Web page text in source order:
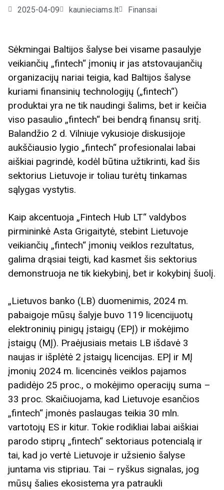
2025-04-09 kaunieciams.lt Finansai
Sėkmingai Baltijos šalyse bei visame pasaulyje
veikiančių „fintech“ įmonių ir jas atstovaujančių
organizacijų nariai teigia, kad Baltijos šalyse
kuriami finansinių technologijų („fintech“)
produktai yra ne tik naudingi šalims, bet ir keičia
viso pasaulio „fintech“ bei bendrą finansų sritį.
Balandžio 2 d. Vilniuje vykusioje diskusijoje
aukščiausio lygio „fintech“ profesionalai labai
aiškiai pagrindė, kodėl būtina užtikrinti, kad šis
sektorius Lietuvoje ir toliau turėtų tinkamas
sąlygas vystytis.
Kaip akcentuoja „Fintech Hub LT“ valdybos
pirmininkė Asta Grigaitytė, stebint Lietuvoje
veikiančių „fintech“ įmonių veiklos rezultatus,
galima drąsiai teigti, kad kasmet šis sektorius
demonstruoja ne tik kiekybinį, bet ir kokybinį šuolį.
„Lietuvos banko (LB) duomenimis, 2024 m.
pabaigoje mūsų šalyje buvo 119 licencijuotų
elektroninių pinigų įstaigų (EPĮ) ir mokėjimo
įstaigų (MĮ). Praėjusiais metais LB išdavė 3
naujas ir išplėtė 2 įstaigų licencijas. EPĮ ir MĮ
įmonių 2024 m. licencinės veiklos pajamos
padidėjo 25 proc., o mokėjimo operacijų suma –
33 proc. Skaičiuojama, kad Lietuvoje esančios
„fintech“ įmonės paslaugas teikia 30 mln.
vartotojų ES ir kitur. Tokie rodikliai labai aiškiai
parodo stiprų „fintech“ sektoriaus potencialą ir
tai, kad jo vertė Lietuvoje ir užsienio šalyse
juntama vis stipriau. Tai – ryškus signalas, jog
mūsų šalies ekosistema yra patraukli